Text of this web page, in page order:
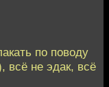
по поводу
всё не эдак, всё